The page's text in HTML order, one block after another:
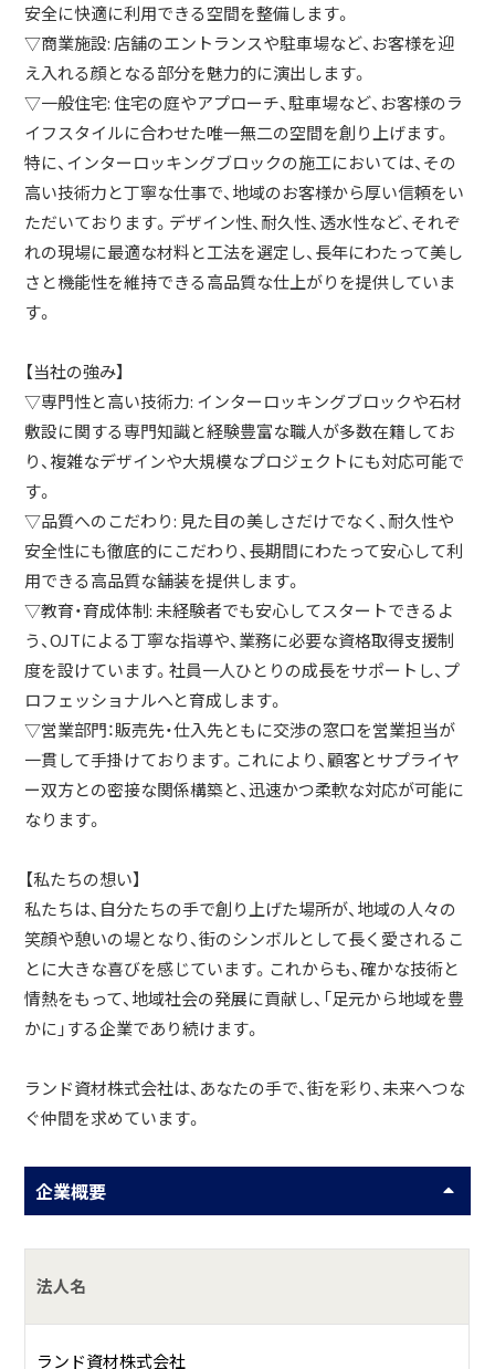
安全に快適に利用できる空間を整備します。
▽商業施設: 店舗のエントランスや駐車場など、お客様を迎
え入れる顔となる部分を魅力的に演出します。
▽一般住宅: 住宅の庭やアプローチ、駐車場など、お客様のラ
イフスタイルに合わせた唯一無二の空間を創り上げます。
特に、インターロッキングブロックの施工においては、その
高い技術力と丁寧な仕事で、地域のお客様から厚い信頼をい
ただいております。デザイン性、耐久性、透水性など、それぞ
れの現場に最適な材料と工法を選定し、長年にわたって美し
さと機能性を維持できる高品質な仕上がりを提供していま
す。
【当社の強み】
▽専門性と高い技術力: インターロッキングブロックや石材
敷設に関する専門知識と経験豊富な職人が多数在籍してお
り、複雑なデザインや大規模なプロジェクトにも対応可能で
す。
▽品質へのこだわり: 見た目の美しさだけでなく、耐久性や
安全性にも徹底的にこだわり、長期間にわたって安心して利
用できる高品質な舗装を提供します。
▽教育・育成体制: 未経験者でも安心してスタートできるよ
う、OJTによる丁寧な指導や、業務に必要な資格取得支援制
度を設けています。社員一人ひとりの成長をサポートし、プ
ロフェッショナルへと育成します。
▽営業部門：販売先・仕入先ともに交渉の窓口を営業担当が
一貫して手掛けております。これにより、顧客とサプライヤ
ー双方との密接な関係構築と、迅速かつ柔軟な対応が可能に
なります。
【私たちの想い】
私たちは、自分たちの手で創り上げた場所が、地域の人々の
笑顔や憩いの場となり、街のシンボルとして長く愛されるこ
とに大きな喜びを感じています。これからも、確かな技術と
情熱をもって、地域社会の発展に貢献し、「足元から地域を豊
かに」する企業であり続けます。
ランド資材株式会社は、あなたの手で、街を彩り、未来へつな
ぐ仲間を求めています。
企業概要
法人名
ランド資材株式会社